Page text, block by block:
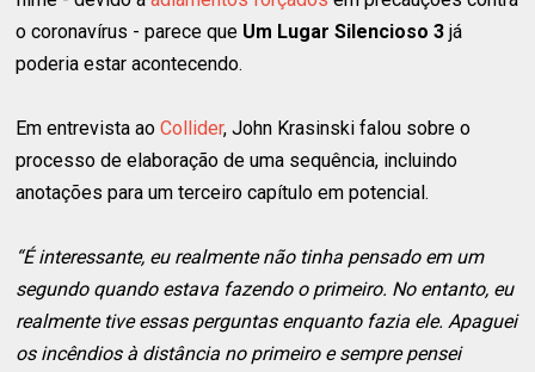
o coronavírus - parece que Um Lugar Silencioso 3 já
poderia estar acontecendo.
Em entrevista aoCollider, John Krasinski falou sobre o
processo de elaboração de uma sequência, incluindo
anotações para um terceiro capítulo em potencial.
“É interessante, eu realmente não tinha pensado em um
segundo quando estava fazendo o primeiro. No entanto, eu
realmente tive essas perguntas enquanto fazia ele. Apaguei
os incêndios à distância no primeiro e sempre pensei